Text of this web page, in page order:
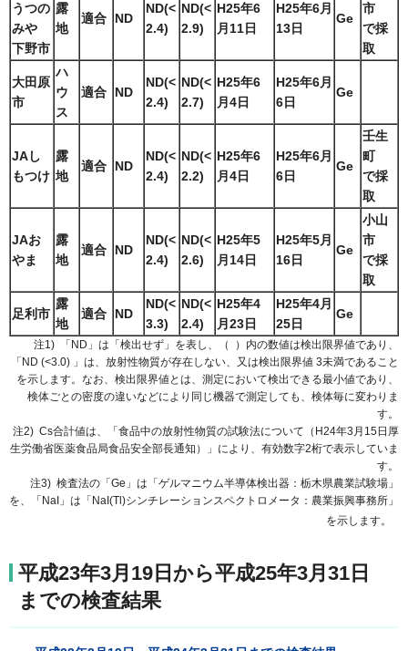
うつの
みや
下野市
露
地
適合 ND
ND(<
2.4)
ND(<
2.9)
H25年6
月11日
H25年6月
13日
Ge
市
で採
取
大田原
市
ハ
ウ
ス
適合 ND
ND(<
2.4)
ND(<
2.7)
H25年6
月4日
H25年6月
6日
Ge
JAし
もつけ
露
地
適合 ND
ND(<
2.4)
ND(<
2.2)
H25年6
月4日
H25年6月
6日
Ge
壬生
町
で採
取
JAお
やま
露
地
適合 ND
ND(<
2.4)
ND(<
2.6)
H25年5
月14日
H25年5月
16日
Ge
小山
市
で採
取
足利市
露
地
適合 ND
ND(<
3.3)
ND(<
2.4)
H25年4
月23日
H25年4月
25日
Ge
注1) 「ND」は「検出せず」を表し、（ ）内の数値は検出限界値であり、
「ND (<3.0) 」は、放射性物質が存在しない、又は検出限界値 3未満であること
を示します。なお、検出限界値とは、測定において検出できる最小値であり、
検体ごとの密度の違いなどにより同じ機器で測定しても、検体毎に変わりま
す。
注2) Cs合計値は、「食品中の放射性物質の試験法について（H24年3月15日厚
生労働省医薬食品局食品安全部長通知）」により、有効数字2桁で表示していま
す。
注3) 検査法の「Ge」は「ゲルマニウム半導体検出器：栃木県農業試験場」
を、「NaI」は「NaI(Tl)シンチレーションスペクトロメータ：農業振興事務所」
を示します。
平成23年3月19日から平成25年3月31日
までの検査結果